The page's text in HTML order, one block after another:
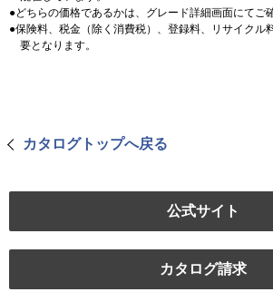
どちらの価格であるかは、グレード詳細画面にてご
保険料、税金（除く消費税）、登録料、リサイクル
要となります。
カタログトップへ戻る
公式サイト
カタログ請求